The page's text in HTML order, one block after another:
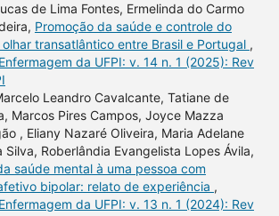
de Lima Fontes, Ermelinda do Carmo
Promoção da saúde e controle do
transatlântico entre Brasil e Portugal ,
da UFPI: v. 14 n. 1 (2025): Rev
Leandro Cavalcante, Tatiane de
Marcos Pires Campos, Joyce Mazza
, Eliany Nazaré Oliveira, Maria Adelane
Silva, Roberlândia Evangelista Lopes Ávila,
saúde mental à uma pessoa com
bipolar: relato de experiência ,
da UFPI: v. 13 n. 1 (2024): Rev